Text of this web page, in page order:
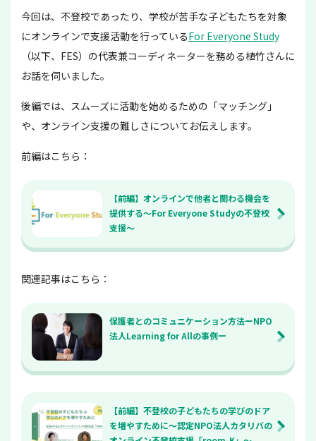
今回は、不登校であったり、学校が苦手な子どもたちを対象
にオンラインで支援活動を行っているFor Everyone Study
（以下、FES）の代表兼コーディネーターを務める植竹さんに
お話を伺いました。
後編では、スムーズに活動を始めるための「マッチング」
や、オンライン支援の難しさについてお伝えします。
前編はこちら：
【前編】オンラインで他者と関わる機会を
提供する〜For Everyone Studyの不登校
支援〜
関連記事はこちら：
保護者とのコミュニケーション方法ーNPO
法人Learning for Allの事例ー
【前編】不登校の子どもたちの学びのドア
を増やすために～認定NPO法人カタリバの